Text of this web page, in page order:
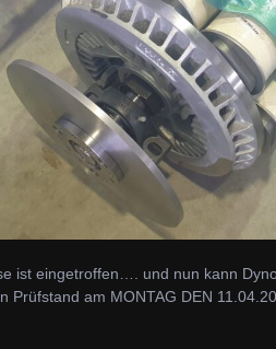
ist eingetroffen…. und nun kann
Prüfstand am MONTAG DEN